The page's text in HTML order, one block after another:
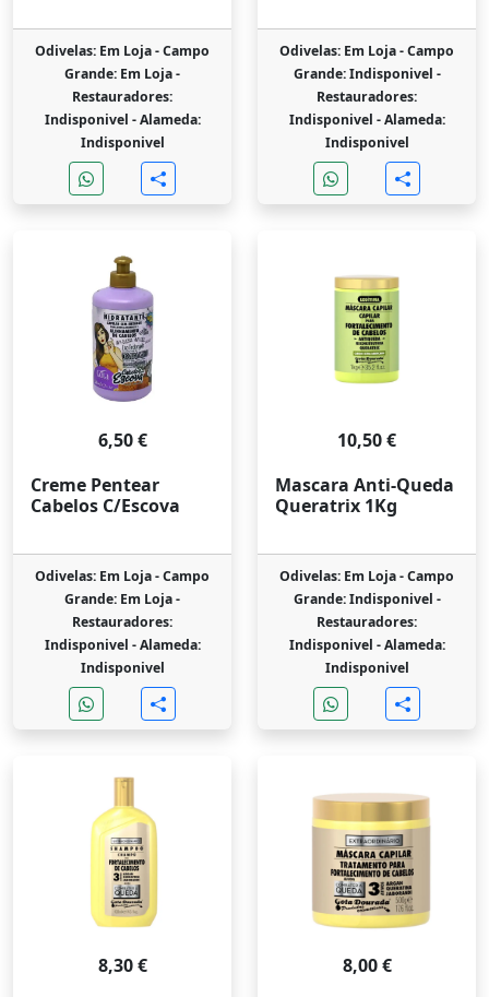
Odivelas: Em Loja -Campo
Grande: Em Loja -
Restauradores:
Indisponivel -Alameda:
Indisponivel
Odivelas: Em Loja -Campo
Grande: Indisponivel -
Restauradores:
Indisponivel -Alameda:
Indisponivel
6,50 €
Creme Pentear
Cabelos C/Escova
Odivelas: Em Loja -Campo
Grande: Em Loja -
Restauradores:
Indisponivel -Alameda:
Indisponivel
10,50 €
Mascara Anti-Queda
Queratrix 1Kg
Odivelas: Em Loja -Campo
Grande: Indisponivel -
Restauradores:
Indisponivel -Alameda:
Indisponivel
8,30 €
8,00 €